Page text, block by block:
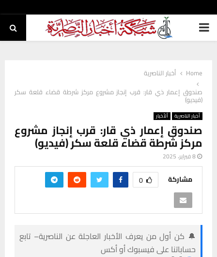
PRIMARY
Home
أخبار الناصرية
صندوق إعمار ذي قار: قرب إنجاز مشروع مركز شرطة قضاء قلعة سكر
(فيديو)
أخبار الناصرية ألأخبار
صندوق إعمار ذي قار: قرب إنجاز مشروع
مركز شرطة قضاء قلعة سكر (فيديو)
8 فبراير، 2025
مشاركة 0
🔔 كن أول من يعرف الأخبار العاجلة عن الناصرية– تابع
حساباتنا على فيسبوك أو أكس